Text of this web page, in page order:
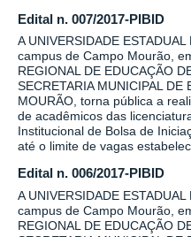
Edital n. 007/2017-PIBID
A UNIVERSIDADE ESTADUAL
campus de Campo Mourão,
REGIONAL DE EDUCAÇÃO
SECRETARIA MUNICIPAL DE
MOURÃO, torna pública a
de acadêmicos das
Institucional de Bolsa de
até o limite de vagas
Edital n. 006/2017-PIBID
A UNIVERSIDADE ESTADUAL
campus de Campo Mourão,
REGIONAL DE EDUCAÇÃO